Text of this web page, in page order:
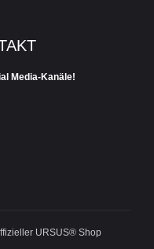
Media-Kanäle!
URSUS® Shop